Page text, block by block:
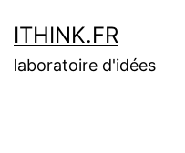
au
contenu
ITHINK.FR
laboratoire d'idées